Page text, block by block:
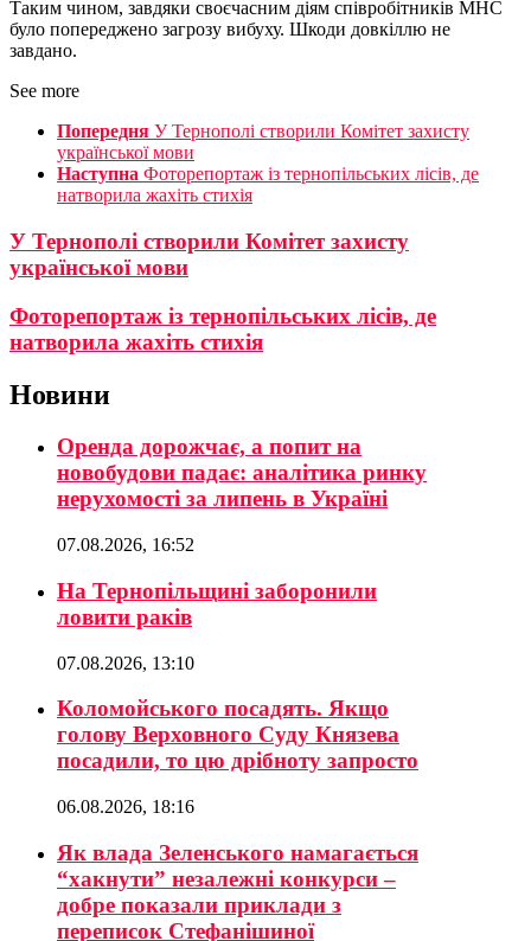
Таким чином, завдяки своєчасним діям співробітників МНС
було попереджено загрозу вибуху. Шкоди довкіллю не
завдано.
See more
Попередня У Тернополі створили Комітет захисту
української мови
Наступна Фоторепортаж із тернопільських лісів, де
натворила жахіть стихія
У Тернополі створили Комітет захисту
української мови
Фоторепортаж із тернопільських лісів, де
натворила жахіть стихія
Новини
Оренда дорожчає, а попит на
новобудови падає: аналітика ринку
нерухомості за липень в Україні
07.08.2026, 16:52
На Тернопільщині заборонили
ловити раків
07.08.2026, 13:10
Коломойського посадять. Якщо
голову Верховного Суду Князева
посадили, то цю дрібноту запросто
06.08.2026, 18:16
Як влада Зеленського намагається
“хакнути” незалежні конкурси –
добре показали приклади з
переписок Стефанішиної